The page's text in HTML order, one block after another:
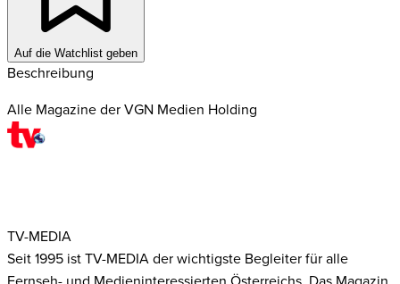
Auf die Watchlist geben
Beschreibung
Alle Magazine der VGN Medien Holding
TV-MEDIA
Seit 1995 ist TV-MEDIA der wichtigste Begleiter für alle